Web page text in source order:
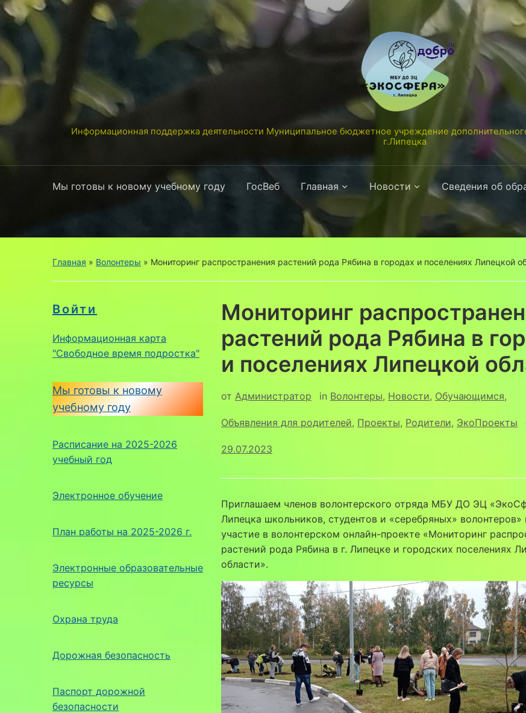
Информационная поддержка деятельности Муниципальное бюджетное учреждение
г.Липецка
Мы готовы к новому учебному году ГосВеб Главная Новости Сведения об
Главная » Волонтеры » Мониторинг распространения растений рода Рябина в городах и поселениях Липецкой
Войти
Информационная карта
"Свободное время подростка"
Мы готовы к новому
учебному году
Расписание на 2025-2026
учебный год
Электронное обучение
План работы на 2025-2026 г.
Электронные образовательные
ресурсы
Охрана труда
Дорожная безопасность
Паспорт дорожной
безопасности
Мониторинг
растений рода Рябина в
и поселениях Липецкой
от Администратор in Волонтеры, Новости, Обучающимся,
Объявления для родителей, Проекты, Родители, ЭкоПроекты
29.07.2023
Приглашаем членов волонтерского отряда МБУ ДО ЭЦ
Липецка школьников, студентов и «серебряных» волонтеров»
участие в волонтерском онлайн-проекте «Мониторинг
растений рода Рябина в г. Липецке и городских поселениях
области».